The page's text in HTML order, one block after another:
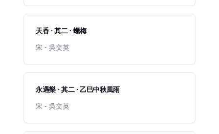
天香 · 其二 · 蠟梅
宋 - 吳文英
永遇樂 · 其二 · 乙巳中秋風雨
宋 - 吳文英